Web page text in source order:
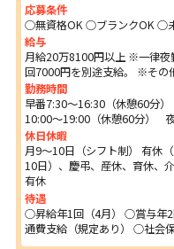
応募条件
○無資格OK ○ブランクOK ○
給与
月給20万8100円以上 ※一律夜
回7000円を別途支給。 ※その
勤務時間
早番7:30～16:30（休憩60分
10:00～19:00（休憩60分）
休日休暇
月9～10日（シフト制） 有休
10日）、慶弔、産休、育休、
有休
待遇
○昇給年1回（4月） ○賞与年
通費支給（規定あり） ○社会